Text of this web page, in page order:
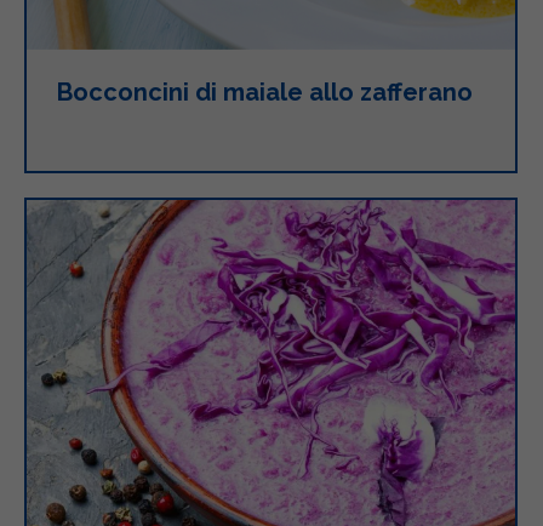
Bocconcini di maiale allo zafferano